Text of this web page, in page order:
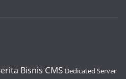
Bisnis CMS Dedicated Server